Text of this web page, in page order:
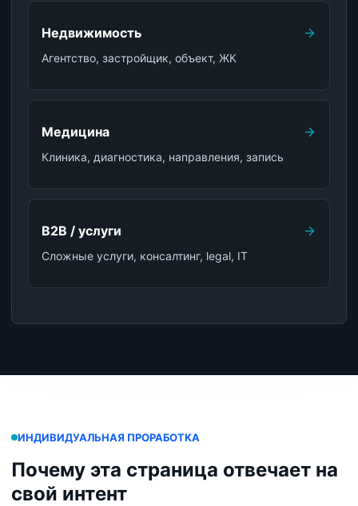
Недвижимость
Агентство, застройщик, объект, ЖК
Медицина
Клиника, диагностика, направления, запись
B2B / услуги
Сложные услуги, консалтинг, legal, IT
ИНДИВИДУАЛЬНАЯ ПРОРАБОТКА
Почему эта страница отвечает на
свой интент